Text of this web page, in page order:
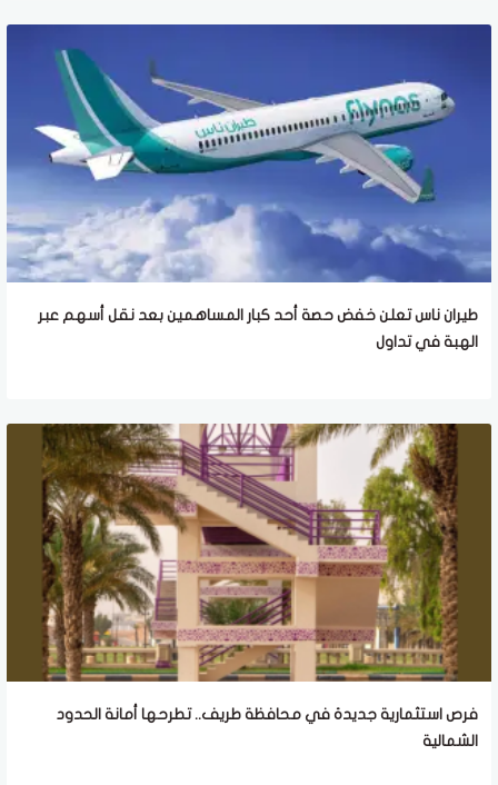
طيران ناس تعلن خفض حصة أحد كبار المساهمين بعد نقل أسهم عبر
الهبة في تداول
فرص استثمارية جديدة في محافظة طريف.. تطرحها أمانة الحدود
الشمالية